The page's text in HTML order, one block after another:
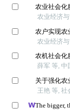
农业社会化
农业经济
农户实现农
农业经济
农机社会化
薛军 等, 中
关于强化农
王艳 等, 社
The bigger,